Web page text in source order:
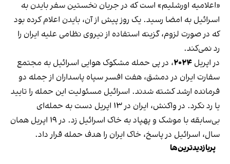
«اعلامیه اورشلیم» است که در جریان نخستین سفر بایدن به
اسرائیل به امضا رسید. یک روز پیش از آن، بایدن اعلام کرده بود
که در صورت لزوم، گزینه استفاده از نیروی نظامی علیه ایران را
رد نمی‌کند.
در اپریل ۲۰۲۴، در پی حمله مشکوک هوایی اسرائیل به مجتمع
سفارت ایران در دمشق، هفت افسر سپاه پاسداران از جمله دو
فرمانده ارشد کشته شدند. اسرائیل مسئولیت این حمله را تایید
یا رد نکرد. در واکنش، ایران در ۱۳ اپریل دست به حمله‌ای
بی‌سابقه با موشک و پهپاد به خاک اسرائیل زد. در ۱۹ اپریل همان
سال، اسرائیل در پاسخ، خاک ایران را هدف حمله قرار داد.
پربازدیدترین‌ها